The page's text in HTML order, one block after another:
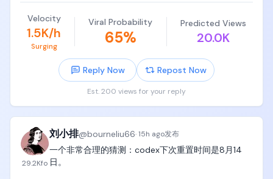
实验从串行变成并行，研究效率的变化就不再是提升
10% 或 20%，而可能是几个数量级。
这也解释了为什么 Jeff Dean 认为一家十人左右的公
司可以做这件事。云计算已经把过去只有大公司才拥
有的基础设施变成了可以购买的资源。创业公司的真
正优势不再是拥有数据中心，而是能否让一个小团队
把全部注意力集中在同一个目标上。
Discovery Loop 由 Jeff Dean、Sanjay
Ghemawat、Oriol Vinyals 和 Quoc Le 共同创立。这
个团队覆盖了分布式系统、基础模型、强化学习和大
规模 AI 研究，组合本身也非常契合这家公司想做的
Velocity
1.5K/h
Surging
Viral Probability
65%
Predicted Views
20.0K
Reply Now Repost Now
Est. 200 views for your reply
29.2Kfo
刘小排@bourneliu66·15h ago发布
一个非常合理的猜测：codex下次重置时间是8月14
日。